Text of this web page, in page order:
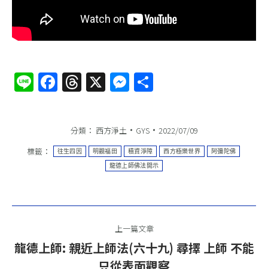
LineFacebook
Threads
X Messenger
分類： 西方淨土 GYS
2022/07/09
標籤：
往生四因 明觀福田 積資淨障 西方極樂世界 阿彌陀佛
龍德上師佛法開示
章
上一篇文章
上
龍德上師: 親近上師法(六十九) 尋擇 上師 不能
只從表面觀察